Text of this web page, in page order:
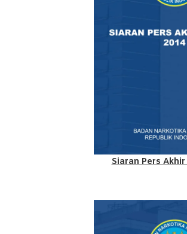
Siaran Pers